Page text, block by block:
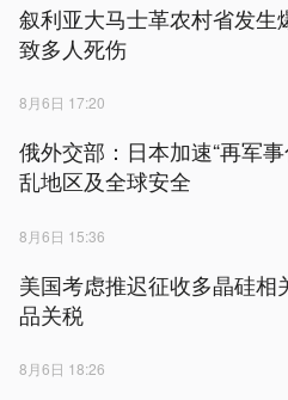
叙利亚大马士革农村省发生
致多人死伤
8月6日 17:20
俄外交部：日本加速“再军事
乱地区及全球安全
8月6日 15:36
美国考虑推迟征收多晶硅相
品关税
8月6日 18:26